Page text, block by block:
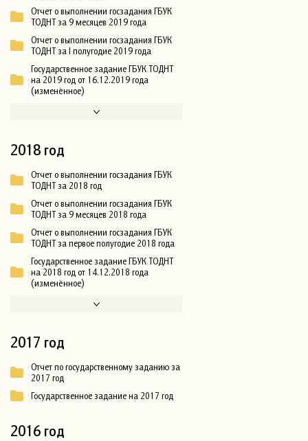
Отчет о выполнении госзадания ГБУК
ТОДНТ за 9 месяцев 2019 года
Отчет о выполнении госзадания ГБУК
ТОДНТ за I полугодие 2019 года
Государственное задание ГБУК ТОДНТ
на 2019 год от 16.12.2019 года
(изменённое)
2018 год
Отчет о выполнении госзадания ГБУК
ТОДНТ за 2018 год
Отчет о выполнении госзадания ГБУК
ТОДНТ за 9 месяцев 2018 года
Отчет о выполнении госзадания ГБУК
ТОДНТ за первое полугодие 2018 года
Государственное задание ГБУК ТОДНТ
на 2018 год от 14.12.2018 года
(изменённое)
2017 год
Отчет по государственному заданию за
2017 год
Государственное задание на 2017 год
2016 год